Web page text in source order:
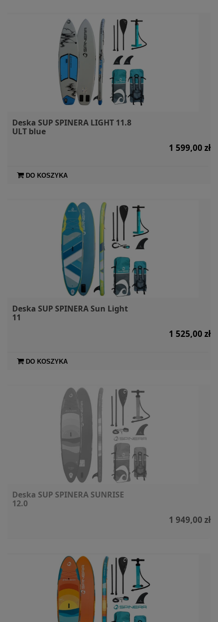
Deska SUP SPINERA LIGHT 11.8
ULT blue
1 599,00 zł
DO KOSZYKA
Deska SUP SPINERA Sun Light
11
1 525,00 zł
DO KOSZYKA
Deska SUP SPINERA SUNRISE
12.0
1 949,00 zł